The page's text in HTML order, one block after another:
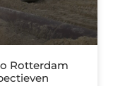
Rotterdam